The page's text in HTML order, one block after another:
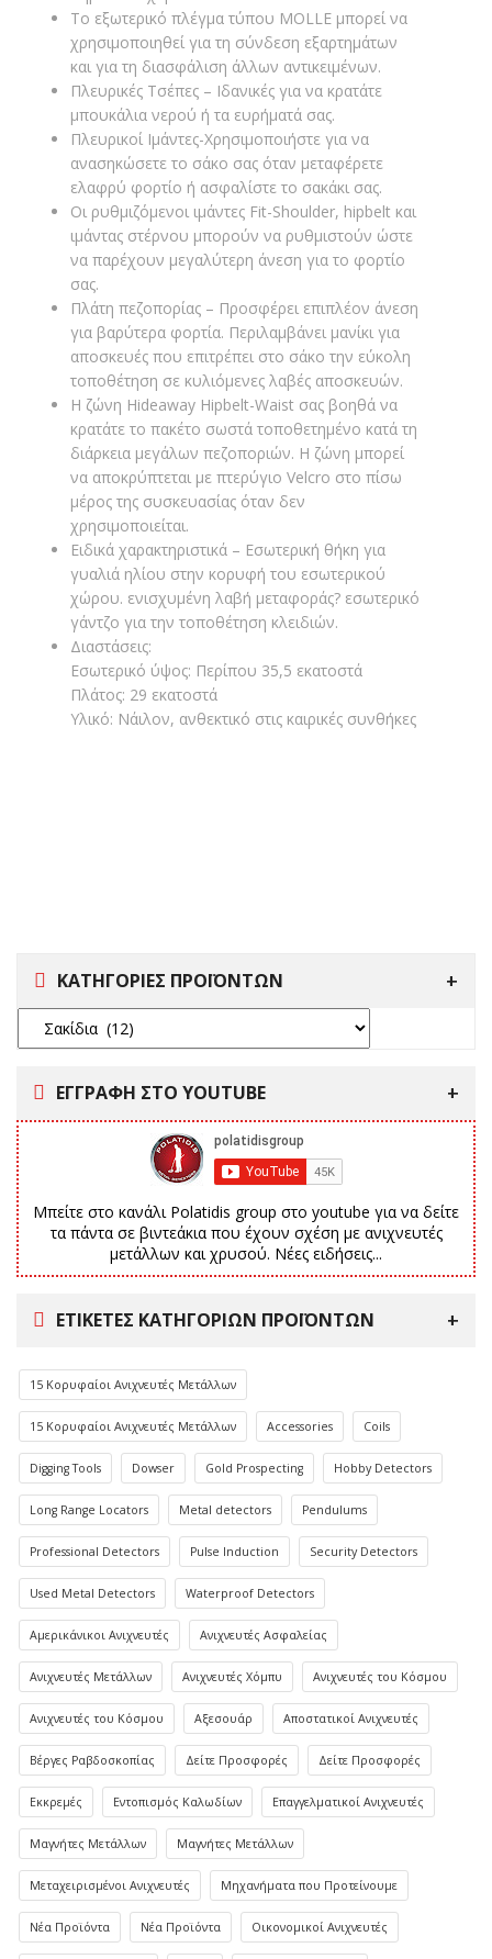
ΚΑΤΗΓΟΡΙΕΣ ΠΡΟΪΟΝΤΩΝ
ΕΓΓΡΑΦΗ ΣΤΟ YOUTUBE
Μπείτε στο κανάλι Polatidis group στο youtube για να δείτε
τα πάντα σε βιντεάκια που έχουν σχέση με ανιχνευτές
μετάλλων και χρυσού. Νέες ειδήσεις...
ΕΤΙΚΈΤΕΣ ΚΑΤΗΓΟΡΙΏΝ ΠΡΟΪΌΝΤΩΝ
15 Κορυφαίοι Ανιχνευτές Μετάλλων
15 Κορυφαίοι Ανιχνευτές Μετάλλων Accessories Coils
Digging Tools Dowser Gold Prospecting Hobby Detectors
Long Range Locators Metal detectors Pendulums
Professional Detectors Pulse Induction Security Detectors
Used Metal Detectors Waterproof Detectors
Αμερικάνικοι Ανιχνευτές Ανιχνευτές Ασφαλείας
Ανιχνευτές Μετάλλων Ανιχνευτές Χόμπυ Ανιχνευτές του Κόσμου
Ανιχνευτές του Κόσμου Αξεσουάρ Αποστατικοί Ανιχνευτές
Βέργες Ραβδοσκοπίας Δείτε Προσφορές Δείτε Προσφορές
Εκκρεμές Εντοπισμός Καλωδίων Επαγγελματικοί Ανιχνευτές
Μαγνήτες Μετάλλων Μαγνήτες Μετάλλων
Μεταχειρισμένοι Ανιχνευτές Μηχανήματα που Προτείνουμε
Νέα Προϊόντα Νέα Προϊόντα Οικονομικοί Ανιχνευτές
Το εξωτερικό πλέγμα τύπου MOLLE μπορεί να
χρησιμοποιηθεί για τη σύνδεση εξαρτημάτων
και για τη διασφάλιση άλλων αντικειμένων.
Πλευρικές Τσέπες – Ιδανικές για να κρατάτε
μπουκάλια νερού ή τα ευρήματά σας.
Πλευρικοί Ιμάντες-Χρησιμοποιήστε για να
ανασηκώσετε το σάκο σας όταν μεταφέρετε
ελαφρύ φορτίο ή ασφαλίστε το σακάκι σας.
Οι ρυθμιζόμενοι ιμάντες Fit-Shoulder, hipbelt και
ιμάντας στέρνου μπορούν να ρυθμιστούν ώστε
να παρέχουν μεγαλύτερη άνεση για το φορτίο
σας.
Πλάτη πεζοπορίας – Προσφέρει επιπλέον άνεση
για βαρύτερα φορτία. Περιλαμβάνει μανίκι για
αποσκευές που επιτρέπει στο σάκο την εύκολη
τοποθέτηση σε κυλιόμενες λαβές αποσκευών.
Η ζώνη Hideaway Hipbelt-Waist σας βοηθά να
κρατάτε το πακέτο σωστά τοποθετημένο κατά τη
διάρκεια μεγάλων πεζοποριών. Η ζώνη μπορεί
να αποκρύπτεται με πτερύγιο Velcro στο πίσω
μέρος της συσκευασίας όταν δεν
χρησιμοποιείται.
Ειδικά χαρακτηριστικά – Εσωτερική θήκη για
γυαλιά ηλίου στην κορυφή του εσωτερικού
χώρου. ενισχυμένη λαβή μεταφοράς? εσωτερικό
γάντζο για την τοποθέτηση κλειδιών.
Διαστάσεις:
Εσωτερικό ύψος: Περίπου 35,5 εκατοστά
Πλάτος: 29 εκατοστά
Υλικό: Νάιλον, ανθεκτικό στις καιρικές συνθήκες